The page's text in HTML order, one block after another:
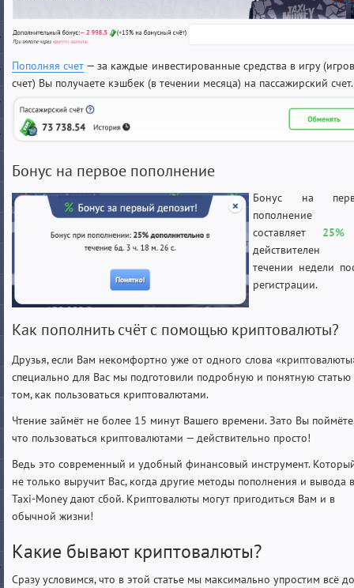
Пополняя счет — за каждые инвестированные средства в игру
счет) Вы получаете кэшбек (в течении месяца) на пассажирский счет.
Бонус на первое пополнение
Бонус на
пополнение
составляет 25%
течении недели
регистрации.
Как пополнить счёт с помощью криптовалюты?
Друзья, если Вам некомфортно уже от одного слова
специально для Вас мы подготовили подробную и понятную статью
том, как пользоваться криптовалютами.
Чтение займёт не более 15 минут Вашего времени. Зато Вы поймёте,
что пользоваться криптовалютами — действительно просто!
Ведь это современный и удобный финансовый инструмент.
не только выручит Вас, когда другие методы пополнения и вывода в
Taxi-Money дают сбой. Криптовалюты могут пригодиться Вам и в
обычной жизни!
Какие бывают криптовалюты?
Сразу условимся, что в этой статье мы максимально упростим всё до